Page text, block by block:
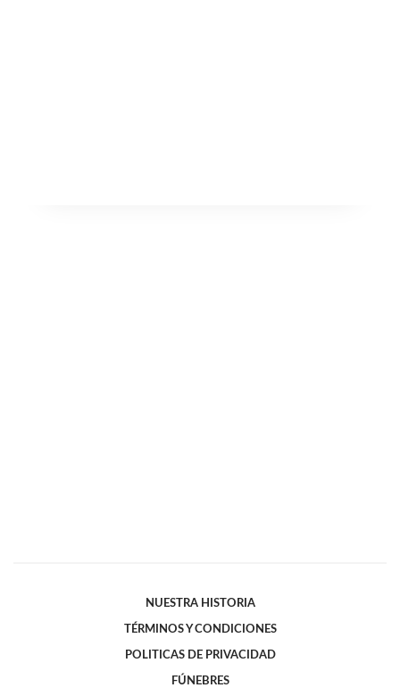
NUESTRA HISTORIA
TÉRMINOS Y CONDICIONES
POLITICAS DE PRIVACIDAD
FÚNEBRES